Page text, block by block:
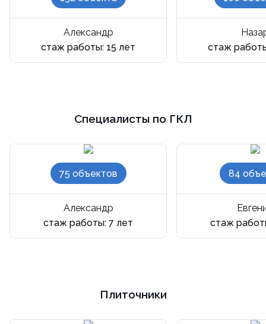
Александр
стаж работы: 15 лет
стаж
Специалисты по ГКЛ
75 объектов
Александр
стаж работы: 7 лет
84
стаж
Плиточники